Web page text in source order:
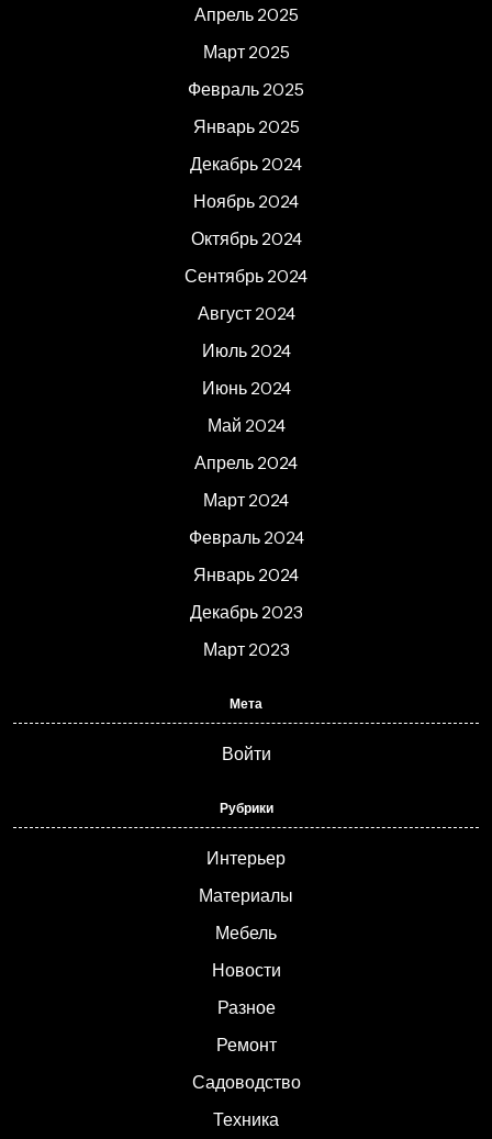
Апрель 2025
Март 2025
Февраль 2025
Январь 2025
Декабрь 2024
Ноябрь 2024
Октябрь 2024
Сентябрь 2024
Август 2024
Июль 2024
Июнь 2024
Май 2024
Апрель 2024
Март 2024
Февраль 2024
Январь 2024
Декабрь 2023
Март 2023
Мета
Войти
Рубрики
Интерьер
Материалы
Мебель
Новости
Разное
Ремонт
Садоводство
Техника